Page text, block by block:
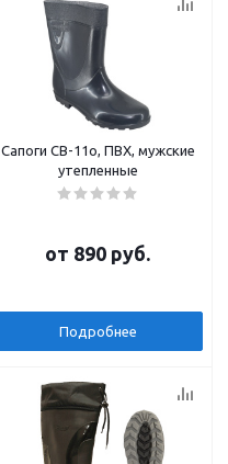
Сапоги СВ-11о, ПВХ, мужские
утепленные
от 890 руб.
Подробнее